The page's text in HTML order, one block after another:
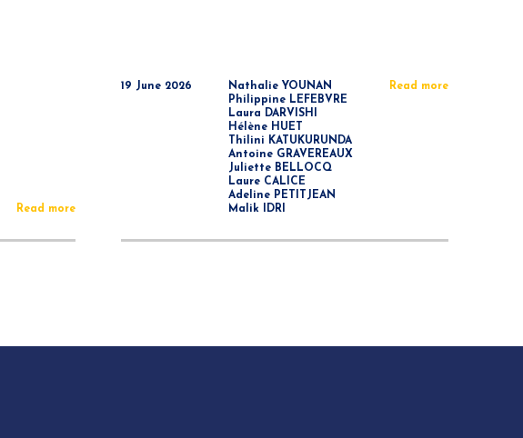
Read more
19 June 2026
Nathalie YOUNAN
Philippine LEFEBVRE
Laura DARVISHI
Hélène HUET
Thilini KATUKURUNDA
Antoine GRAVEREAUX
Juliette BELLOCQ
Laure CALICE
Adeline PETITJEAN
Malik IDRI
Read more